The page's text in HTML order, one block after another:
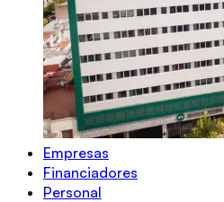
Empresas
Financiadores
Personal